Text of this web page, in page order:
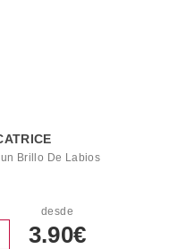
Brillo De Labios
desde
3.90€